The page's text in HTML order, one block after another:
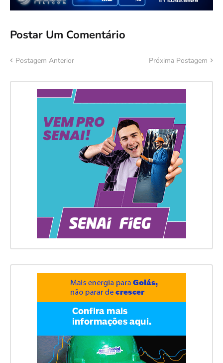
Postar Um Comentário
Postagem Anterior Próxima Postagem